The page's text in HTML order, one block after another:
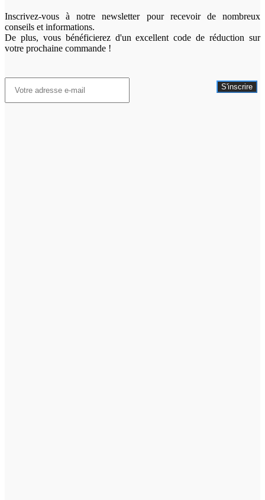
Inscrivez-vous à notre newsletter pour recevoir de nombreux
conseils et informations.
De plus, vous bénéficierez d'un excellent code de réduction sur
votre prochaine commande !
S'inscrire